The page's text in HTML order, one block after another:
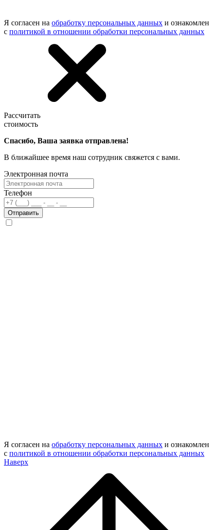
Я согласен на обработку персональных данных и ознакомлен
с политикой в отношении обработки персональных данных
Рассчитать
стоимость
Спасибо, Ваша заявка отправлена!
В ближайшее время наш сотрудник свяжется с вами.
Электронная почта
Телефон
Отправить
Я согласен на обработку персональных данных и ознакомлен
с политикой в отношении обработки персональных данных
Наверх